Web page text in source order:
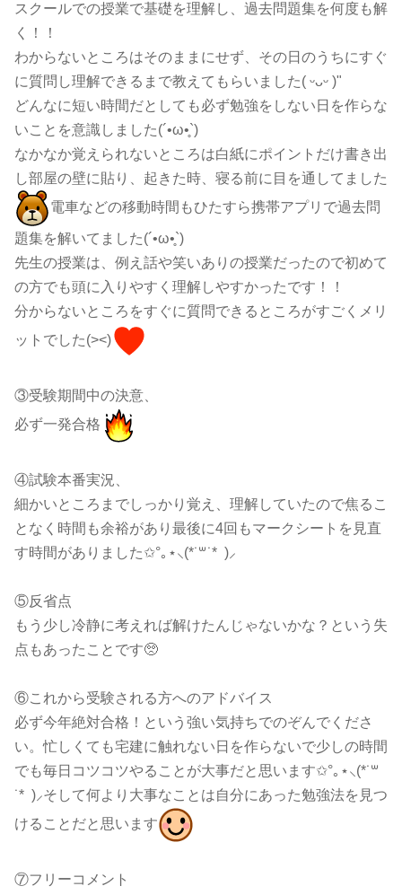
スクールでの授業で基礎を理解し、過去問題集を何度も解
く！！
わからないところはそのままにせず、その日のうちにすぐ
に質問し理解できるまで教えてもらいました( ᵕᴗᵕ )"
どんなに短い時間だとしても必ず勉強をしない日を作らな
いことを意識しました(´•ω•̥`)
なかなか覚えられないところは白紙にポイントだけ書き出
し部屋の壁に貼り、起きた時、寝る前に目を通してました
電車などの移動時間もひたすら携帯アプリで過去問
題集を解いてました(´•ω•̥`)
先生の授業は、例え話や笑いありの授業だったので初めて
の方でも頭に入りやすく理解しやすかったです！！
分からないところをすぐに質問できるところがすごくメリ
ットでした(><)
③受験期間中の決意、
必ず一発合格
④試験本番実況、
細かいところまでしっかり覚え、理解していたので焦るこ
となく時間も余裕があり最後に4回もマークシートを見直
す時間がありました✩°｡⋆⸜(*˙꒳˙* )⸝
⑤反省点
もう少し冷静に考えれば解けたんじゃないかな？という失
点もあったことです🥺
⑥これから受験される方へのアドバイス
必ず今年絶対合格！という強い気持ちでのぞんでくださ
い。忙しくても宅建に触れない日を作らないで少しの時間
でも毎日コツコツやることが大事だと思います✩°｡⋆⸜(*˙꒳
˙* )⸝そして何より大事なことは自分にあった勉強法を見つ
けることだと思います
⑦フリーコメント